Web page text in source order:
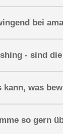
bei
- sind
kann, was
so gern